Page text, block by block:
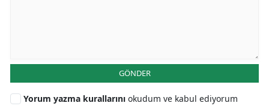
GÖNDER
Yorum yazma kurallarını okudum ve kabul ediyorum